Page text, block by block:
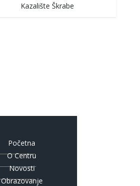
Kazalište Škrabe
Početna
O Centru
Novosti
Obrazovanje